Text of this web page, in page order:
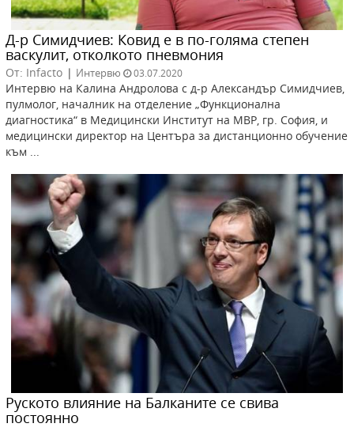
Д-р Симидчиев: Ковид е в по-голяма степен
васкулит, отколкото пневмония
От: Infacto | Интервю 03.07.2020
Интервю на Калина Андролова с д-р Александър Симидчиев,
пулмолог, началник на отделение „Функционална
диагностика“ в Медицински Институт на МВР, гр. София, и
медицински директор на Центъра за дистанционно обучение
към ...
Руското влияние на Балканите се свива
постоянно